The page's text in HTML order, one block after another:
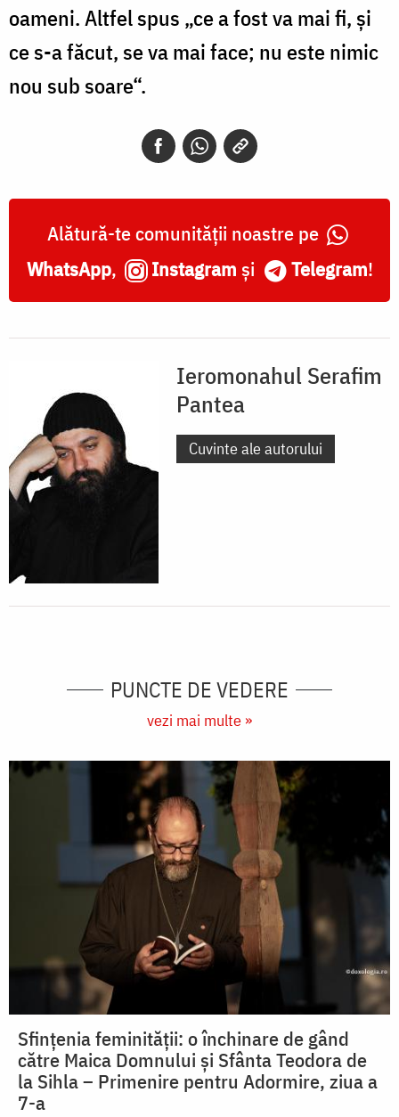
oameni. Altfel spus „ce a fost va mai fi, și
ce s-a făcut, se va mai face; nu este nimic
nou sub soare“.
Alătură-te comunității noastre pe
WhatsApp, Instagram și Telegram!
Ieromonahul Serafim
Pantea
Cuvinte ale autorului
PUNCTE DE VEDERE
vezi mai multe »
Sfințenia feminității: o închinare de gând
către Maica Domnului și Sfânta Teodora de
la Sihla – Primenire pentru Adormire, ziua a
7-a